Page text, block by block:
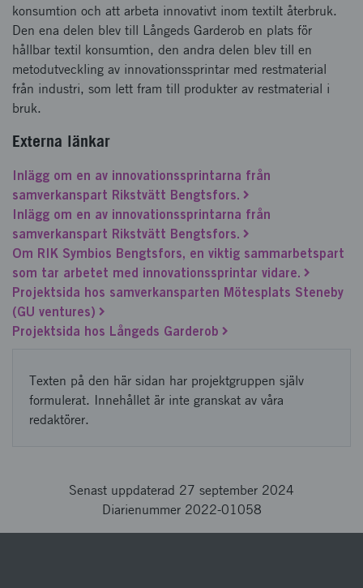
konsumtion och att arbeta innovativt inom textilt återbruk.
Den ena delen blev till Långeds Garderob en plats för
hållbar textil konsumtion, den andra delen blev till en
metodutveckling av innovationssprintar med restmaterial
från industri, som lett fram till produkter av restmaterial i
bruk.
Externa länkar
Inlägg om en av innovationssprintarna från
samverkanspart Rikstvätt Bengtsfors.
Inlägg om en av innovationssprintarna från
samverkanspart Rikstvätt Bengtsfors.
Om RIK Symbios Bengtsfors, en viktig sammarbetspart
som tar arbetet med innovationssprintar vidare.
Projektsida hos samverkansparten Mötesplats Steneby
(GU ventures)
Projektsida hos Långeds Garderob
Texten på den här sidan har projektgruppen själv
formulerat. Innehållet är inte granskat av våra
redaktörer.
Senast uppdaterad 27 september 2024
Diarienummer 2022-01058